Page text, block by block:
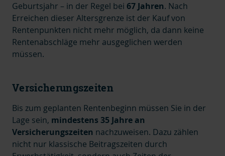
Geburtsjahr – in der Regel bei 67 Jahren. Nach
Erreichen dieser Altersgrenze ist der Kauf von
Rentenpunkten nicht mehr möglich, da dann keine
Rentenabschläge mehr ausgeglichen werden
müssen.
Versicherungszeiten
Bis zum geplanten Rentenbeginn müssen Sie in der
Lage sein, mindestens 35 Jahre an
Versicherungszeiten nachzuweisen. Dazu zählen
nicht nur klassische Beitragszeiten durch